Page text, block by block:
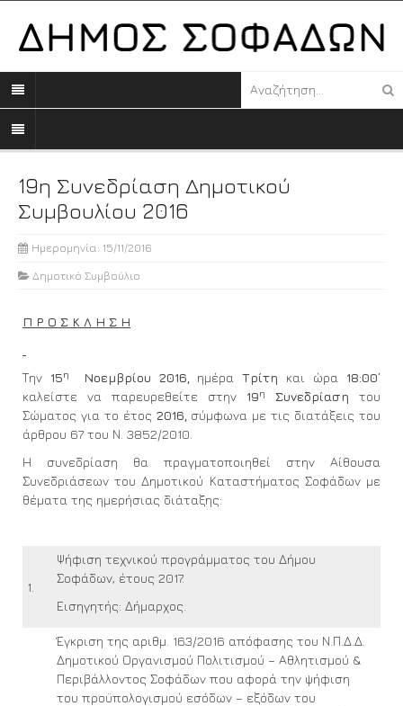
19η Συνεδρίαση Δημοτικού
Συμβουλίου 2016
Ημερομηνία: 15/11/2016
Δημοτικό Συμβούλιο
Π Ρ Ο Σ Κ Λ Η Σ Η
Την 15η Νοεμβρίου 2016, ημέραΤρίτη και ώρα 18:00΄
καλείστε να παρευρεθείτε στην 19η Συνεδρίαση του
Σώματος για το έτος 2016, σύμφωνα με τις διατάξεις του
άρθρου 67 του Ν. 3852/2010.
Η συνεδρίαση θα πραγματοποιηθεί στην Αίθουσα
Συνεδριάσεων του Δημοτικού Καταστήματος Σοφάδων με
θέματα της ημερήσιας διάταξης:
1.
Ψήφιση τεχνικού προγράμματος του Δήμου
Σοφάδων, έτους 2017.
Εισηγητής: Δήμαρχος.
Έγκριση της αριθμ. 163/2016 απόφασης του Ν.Π.Δ.Δ.
Δημοτικού Οργανισμού Πολιτισμού – Αθλητισμού &
Περιβάλλοντος Σοφάδων που αφορά την ψήφιση
του προϋπολογισμού εσόδων – εξόδων του